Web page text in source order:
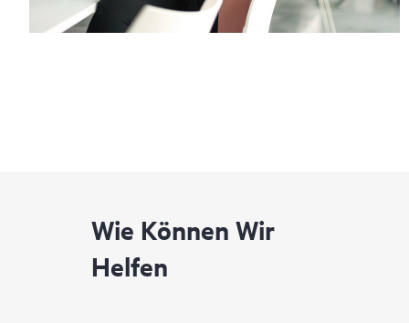
Wie Können Wir
Helfen